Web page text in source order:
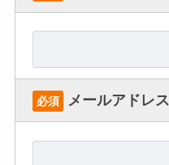
必須 メールアドレス